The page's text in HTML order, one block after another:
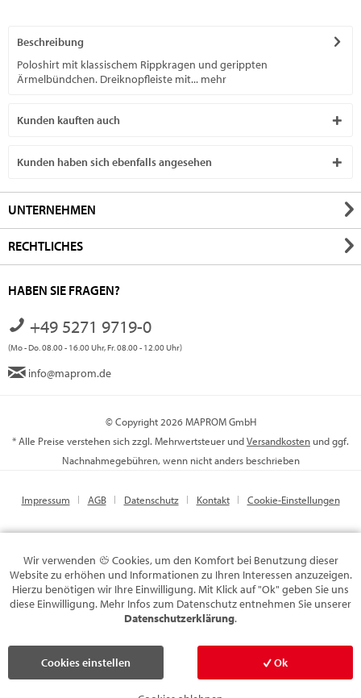
Beschreibung
Poloshirt mit klassischem Rippkragen und gerippten
Ärmelbündchen. Dreiknopfleiste mit... mehr
Kunden kauften auch
Kunden haben sich ebenfalls angesehen
UNTERNEHMEN
RECHTLICHES
HABEN SIE FRAGEN?
+49 5271 9719-0
(Mo - Do. 08.00 - 16.00 Uhr, Fr. 08.00 - 12.00 Uhr)
info@maprom.de
© Copyright 2026 MAPROM GmbH
* Alle Preise verstehen sich zzgl. Mehrwertsteuer undVersandkosten und ggf.
Nachnahmegebühren, wenn nicht anders beschrieben
Impressum AGB Datenschutz Kontakt Cookie-Einstellungen
Wir verwenden
Cookies, um den Komfort bei Benutzung dieser
Website zu erhöhen und Informationen zu Ihren Interessen anzuzeigen.
Hierzu benötigen wir Ihre Einwilligung. Mit Klick auf "Ok" geben Sie uns
diese Einwilligung. Mehr Infos zum Datenschutz entnehmen Sie unserer
Datenschutzerklärung.
Cookies einstellen Ok